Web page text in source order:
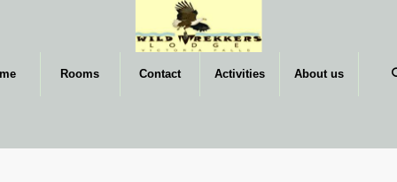
Rooms Contact Activities About us